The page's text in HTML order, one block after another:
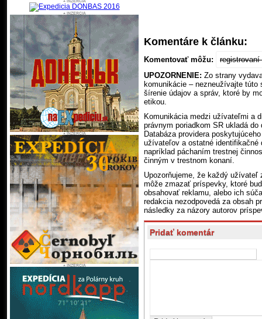
Komentáre k článku:
Komentovať môžu:
registrovaní
UPOZORNENIE: Zo strany
komunikácie – nezneužívajte
šírenie údajov a správ, ktoré by
etikou.
Komunikácia medzi užívateľmi a
právnym poriadkom SR ukladá
Databáza providera
užívateľov a ostatné identifikačné
napríklad páchaním trestnej
činným v trestnom konaní.
Upozorňujeme, že každý užívateľ
môže zmazať príspevky, ktoré
obsahovať reklamu, alebo ich
redakcia nezodpovedá za obsah
následky za názory autorov
Pridať komentár